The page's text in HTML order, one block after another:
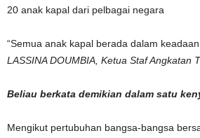
20 anak kapal dari pelbagai negara
“Semua anak kapal berada dalam
LASSINA DOUMBIA, Ketua Staf Angkatan
Beliau berkata demikian dalam satu
Mengikut pertubuhan bangsa-bangsa